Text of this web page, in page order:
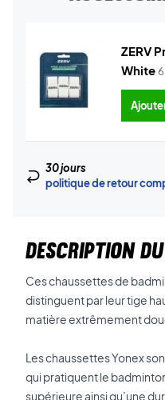
ZERV
White
30 jours
politique de retour
DESCRIPTION
Ces chaussettes de
distinguent par leur tige
matière extrêmement
Les chaussettes Yonex
qui pratiquent le
supérieure ainsi qu’une